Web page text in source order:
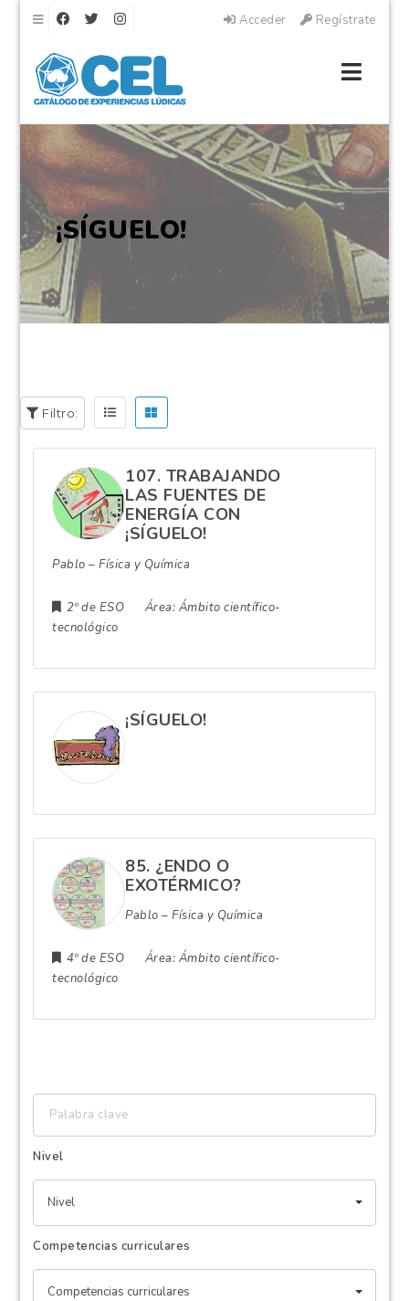
Navegación Acceder Regístrate
¡SÍGUELO!
Filtro:
107. TRABAJANDO
LAS FUENTES DE
ENERGÍA CON
¡SÍGUELO!
Pablo – Física y Química
2º de ESO Área: Ámbito científico-
tecnológico
¡SÍGUELO!
85. ¿ENDO O
EXOTÉRMICO?
Pablo – Física y Química
4º de ESO Área: Ámbito científico-
tecnológico
clave
Nivel
Nivel
Competencias curriculares
Competencias curriculares